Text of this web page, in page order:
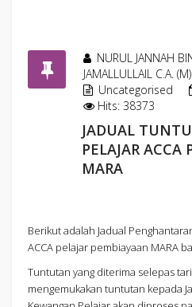
NURUL JANNAH
JAMALLULLAIL C.A. (M)
Uncategorised
Hits: 38373
JADUAL
PELAJAR ACCA
MARA
Berikut adalah Jadual
ACCA pelajar pembiayaan MARA
Tuntutan yang diterima selepas
mengemukakan tuntutan kepada